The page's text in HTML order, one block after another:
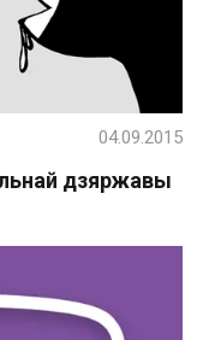
дзяржавы
04.09.2015